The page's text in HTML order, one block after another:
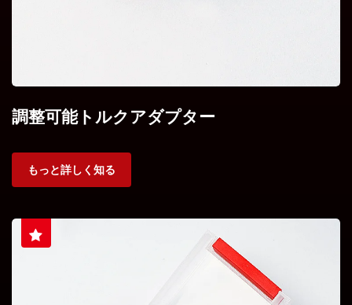
調整可能トルクアダプター
もっと詳しく知る